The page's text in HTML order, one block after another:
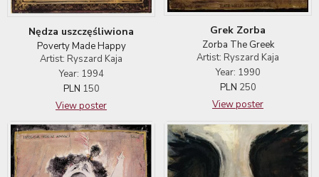
Nędza uszczęśliwiona
Poverty Made Happy
Artist: Ryszard Kaja
Year: 1994
PLN 150
View poster
Grek Zorba
Zorba The Greek
Artist: Ryszard Kaja
Year: 1990
PLN 250
View poster